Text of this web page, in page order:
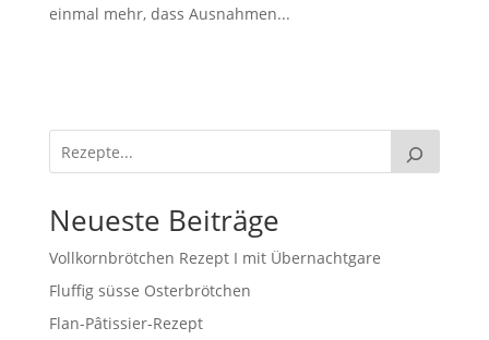
einmal mehr, dass Ausnahmen...
Neueste Beiträge
Vollkornbrötchen Rezept I mit Übernachtgare
Fluffig süsse Osterbrötchen
Flan-Pâtissier-Rezept